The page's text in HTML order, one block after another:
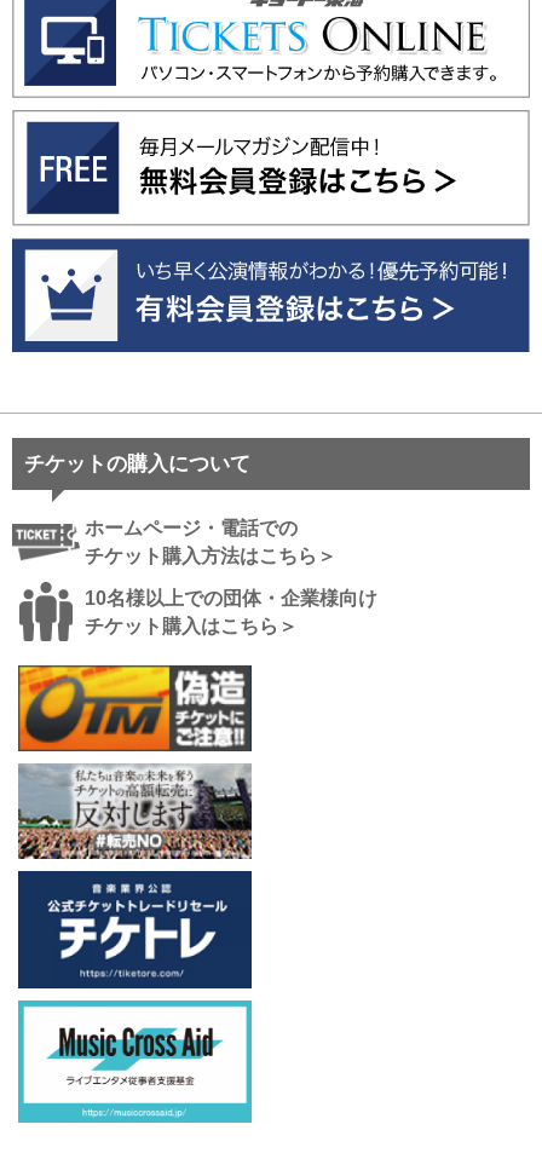
チケットの購入について
ホームページ・電話での
チケット購入方法はこちら＞
10名様以上での団体・企業様向け
チケット購入はこちら＞